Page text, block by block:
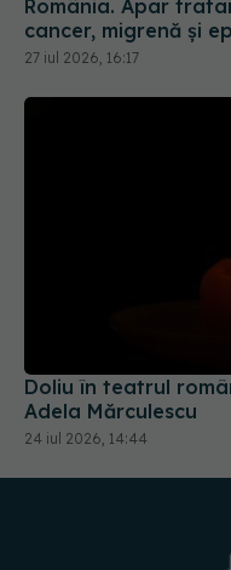
cancer, migrenă și
27 iul 2026, 16:17
Doliu în teatrul
Adela Mărculescu
24 iul 2026, 14:44